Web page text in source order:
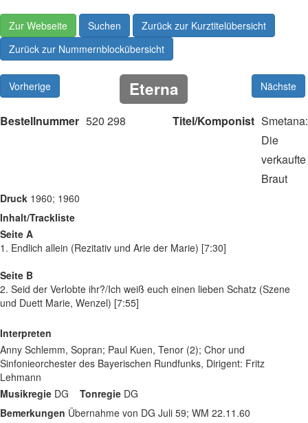
Zur Webseite Suchen
Zurück zur Kurztitelübersicht
Zurück zur Nummernblockübersicht
Vorherige Eterna Nächste
Bestellnummer 520 298 Titel/Komponist Smetana:
Die
verkaufte
Braut
Druck 1960; 1960
Inhalt/Trackliste
Seite A
1. Endlich allein (Rezitativ und Arie der Marie) [7:30]
Seite B
2. Seid der Verlobte ihr?/Ich weiß euch einen lieben Schatz (Szene
und Duett Marie, Wenzel) [7:55]
Interpreten
Anny Schlemm, Sopran; Paul Kuen, Tenor (2); Chor und
Sinfonieorchester des Bayerischen Rundfunks, Dirigent: Fritz
Lehmann
Musikregie DG Tonregie DG
Bemerkungen Übernahme von DG Juli 59; WM 22.11.60